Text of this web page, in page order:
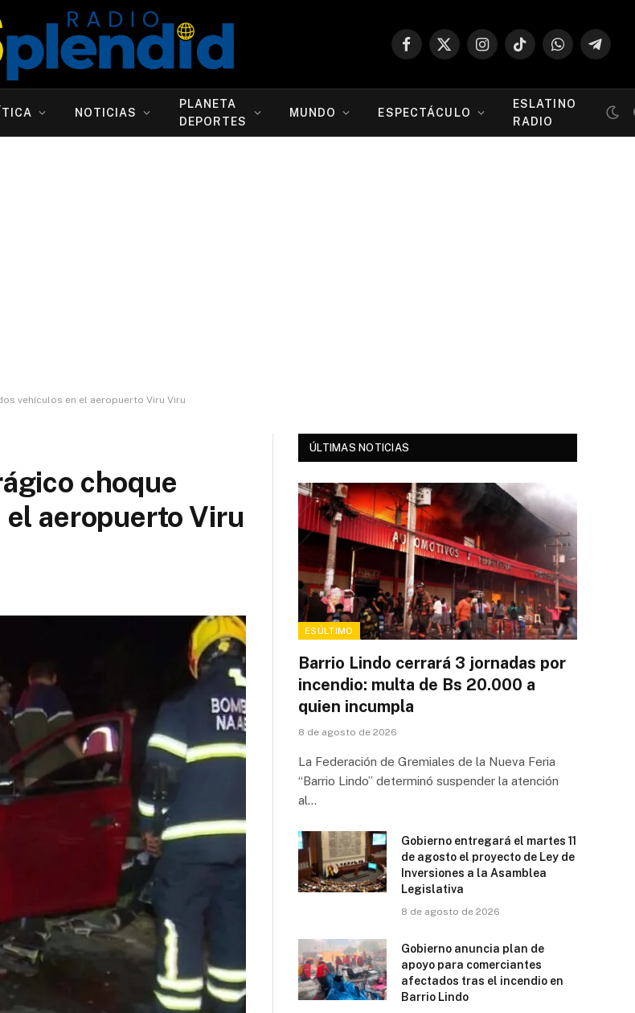
Facebook
X
InstagramTikTokWhatsApp
NOTICIAS
PLANETA
DEPORTES
MUNDO ESPECTÁCULO
ESLATINO
RADIO
vehículos en el aeropuerto Viru Viru
choque
aeropuerto Viru
ÚLTIMAS NOTICIAS
ESÚLTIMO
Barrio Lindo cerrará 3 jornadas por
incendio: multa de Bs 20.000 a
quien incumpla
8 de agosto de 2026
La Federación de Gremiales de la Nueva Feria
“Barrio Lindo” determinó suspender la atención
al…
Gobierno entregará el martes 11
de agosto el proyecto de Ley de
Inversiones a la Asamblea
Legislativa
8 de agosto de 2026
Gobierno anuncia plan de
apoyo para comerciantes
afectados tras el incendio en
Barrio Lindo